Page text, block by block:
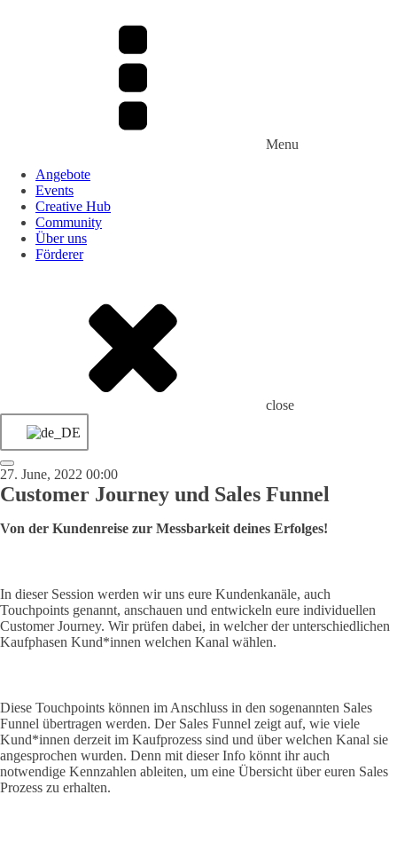
Menu
Angebote
Events
Creative Hub
Community
Über uns
Förderer
close
27. June, 2022 00:00
Customer Journey und Sales Funnel
Von der Kundenreise zur Messbarkeit deines Erfolges!
In dieser Session werden wir uns eure Kundenkanäle, auch
Touchpoints genannt, anschauen und entwickeln eure individuellen
Customer Journey. Wir prüfen dabei, in welcher der unterschiedlichen
Kaufphasen Kund*innen welchen Kanal wählen.
Diese Touchpoints können im Anschluss in den sogenannten Sales
Funnel übertragen werden. Der Sales Funnel zeigt auf, wie viele
Kund*innen derzeit im Kaufprozess sind und über welchen Kanal sie
angesprochen wurden. Denn mit dieser Info könnt ihr auch
notwendige Kennzahlen ableiten, um eine Übersicht über euren Sales
Prozess zu erhalten.